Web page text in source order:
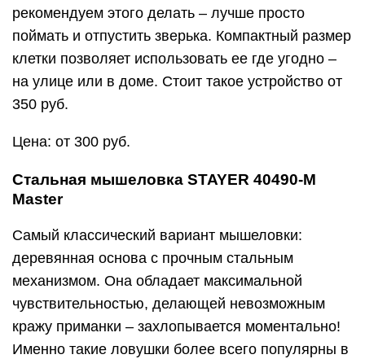
рекомендуем этого делать – лучше просто
поймать и отпустить зверька. Компактный размер
клетки позволяет использовать ее где угодно –
на улице или в доме. Стоит такое устройство от
350 руб.
Цена: от 300 руб.
Стальная мышеловка STAYER 40490-M
Master
Самый классический вариант мышеловки:
деревянная основа с прочным стальным
механизмом. Она обладает максимальной
чувствительностью, делающей невозможным
кражу приманки – захлопывается моментально!
Именно такие ловушки более всего популярны в